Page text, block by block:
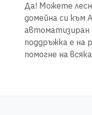
Да! Можете
домейна си към
автоматизиран
поддръжка е на
помогне на